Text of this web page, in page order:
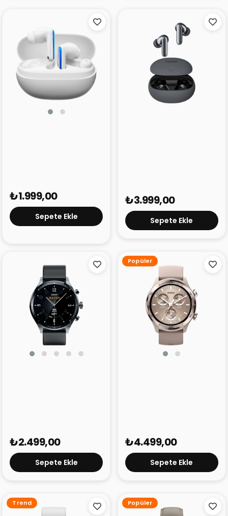
₺1.999,00
Sepete Ekle
₺3.999,00
Sepete Ekle
₺2.499,00
Sepete Ekle
₺4.499,00
Sepete Ekle
Popüler
Trend Popüler